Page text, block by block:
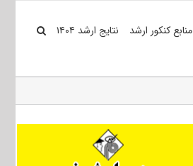
منابع کنکور ارشد نتایج ارشد ۱۴۰۴